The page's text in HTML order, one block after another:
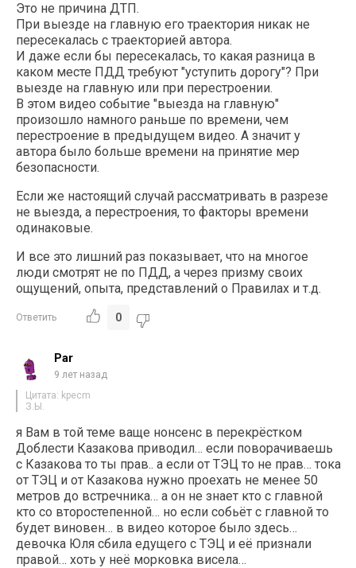
Это не причина ДТП.
При выезде на главную его траектория никак не
пересекалась с траекторией автора.
И даже если бы пересекалась, то какая разница в
каком месте ПДД требуют "уступить дорогу"? При
выезде на главную или при перестроении.
В этом видео событие "выезда на главную"
произошло намного раньше по времени, чем
перестроение в предыдущем видео. А значит у
автора было больше времени на принятие мер
безопасности.
Если же настоящий случай рассматривать в разрезе
не выезда, а перестроения, то факторы времени
одинаковые.
И все это лишний раз показывает, что на многое
люди смотрят не по ПДД, а через призму своих
ощущений, опыта, представлений о Правилах и т.д.
Ответить 0
Par
9 лет назад
Цитата: kpecm
З.Ы.
я Вам в той теме ваще нонсенс в перекрёстком
Доблести Казакова приводил… если поворачиваешь
с Казакова то ты прав.. а если от ТЭЦ то не прав… тока
от ТЭЦ и от Казакова нужно проехать не менее 50
метров до встречника… а он не знает кто с главной
кто со второстепенной… но если собьёт с главной то
будет виновен… в видео которое было здесь…
девочка Юля сбила едущего с ТЭЦ и её признали
правой… хоть у неё морковка висела…